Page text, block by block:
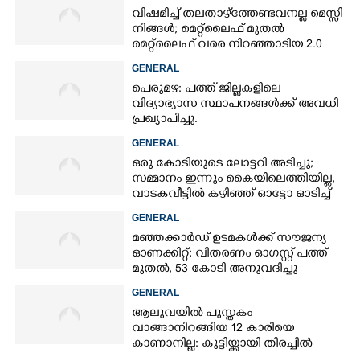
വിഷമിച്ച് തലതാഴ്‌ത്തേണ്ടവനല്ല മെസ്സി
നിങ്ങള്‍; മെറ്റ്‌ലൈഫ് മുതല്‍
മെറ്റ്‌ലൈഫ് വരെ നിറഞ്ഞാടിയ 2.0
GENERAL
പെരുമഴ: പത്ത് ജില്ലകളിലെ
വിദ്യാഭ്യാസ സ്ഥാപനങ്ങൾക്ക് അവധി
പ്രഖ്യാപിച്ചു.
GENERAL
ഒരു കോടിയുടെ ലോട്ടറി അടിച്ചു;
സമ്മാനം ഇന്നും കൈയിലെത്തിയില്ല,
വാടകവീട്ടിൽ കഴിഞ്ഞ് ഓട്ടോ ഓടിച്ച്
GENERAL
മഞ്ഞക്കാർഡ് ഉടമകൾക്ക് സൗജന്യ
ഓണക്കിറ്റ്; വിതരണം ഓഗസ്റ്റ് പത്ത്
മുതൽ, 53 കോടി അനുവദിച്ചു
GENERAL
ആലുവയിൽ പുസ്തകം
വാങ്ങാനിറങ്ങിയ 12 കാരിയെ
കാണാനില്ല: കുട്ടിയ്ക്കായി തിരച്ചിൽ